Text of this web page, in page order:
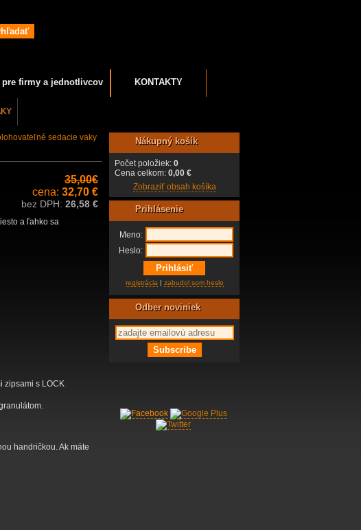
pre firmy a jednotlivcov KONTAKTY
sedacie vaky
35,00€
cena: 32,70 €
bez DPH: 26,58 €
a ľahko sa
zipsami s LOCK
handričkou. Ak máte
Nákupný košík
Počet položiek: 0
Cena celkom: 0,00 €
Zobraziť obsah košíka
Prihlásenie
Meno:
Heslo:
registrácia | zabudol som heslo
Odber noviniek